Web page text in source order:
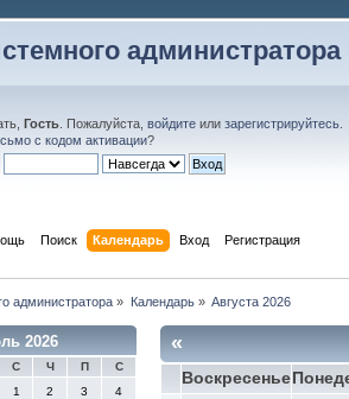
администратора
Гость . Пожалуйста, войдите или зарегистрируйтесь
с кодом активации?
Поиск Календарь Вход Регистрация
администратора » Календарь» Августа 2026
2026
С Ч П
С
1
2 3 4
«
Воскресенье